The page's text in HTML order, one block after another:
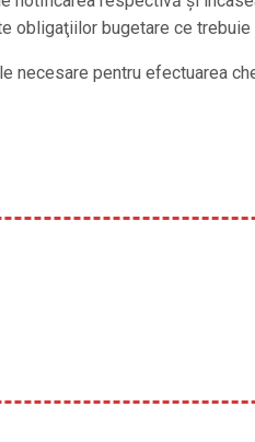
obligaţiilor bugetare ce trebuie
necesare pentru efectuarea